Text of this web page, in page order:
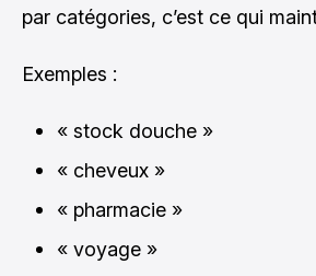
par catégories, c’est ce qui
Exemples :
« stock douche »
« cheveux »
« pharmacie »
« voyage »